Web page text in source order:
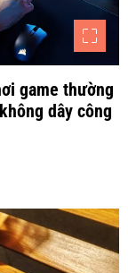
game thường
dây công